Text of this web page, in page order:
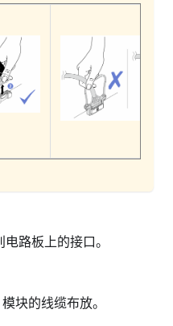
路板上的接口。
块的线缆布放。